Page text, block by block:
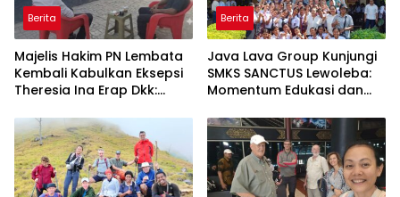
Berita
Majelis Hakim PN Lembata
Kembali Kabulkan Eksepsi
Theresia Ina Erap Dkk:
Dkk Ditolak untuk Keempat
Kalinya
Berita
Java Lava Group Kunjungi
SMKS SANCTUS Lewoleba:
Momentum Edukasi dan